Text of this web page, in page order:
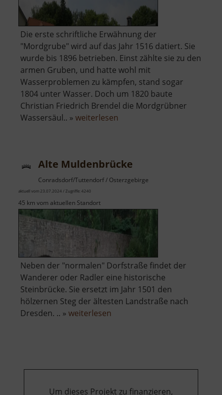
Die erste schriftliche Erwähnung der
"Mordgrube" wird auf das Jahr 1516 datiert. Sie
wurde bis 1896 betrieben. Einst zählte sie zu den
armen Gruben, und hatte wohl mit
Wasserproblemen zu kämpfen, stand sogar
1804 unter Wasser. Doch um 1820 baute
Christian Friedrich Brendel die Mordgrübner
Wassersäul.. » weiterlesen
Alte Muldenbrücke
Conradsdorf/Tuttendorf / Osterzgebirge
aktuell vom 23.07.2024 / Zugriffe: 4240
45 km vom aktuellen Standort
Neben der "normalen" Dorfstraße findet der
Wanderer oder Radler eine historische
Steinbrücke. Sie ersetzt im Jahr 1501 den
hölzernen Steg der ältesten Landstraße nach
Dresden. .. » weiterlesen
Um dieses Projekt zu finanzieren,